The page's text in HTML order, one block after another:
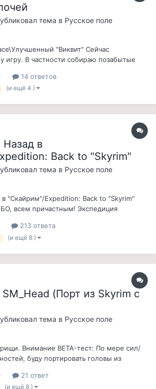
тема в Русское поле
"Виквит" Сейчас
игру. В частности собираю позабытые
доспехи не носит, зелья не пьет, а
лечения. И вот в районе Грейзленда,
14 ответов
(и ещё 4 )
Назад в
Back to "Skyrim"
тема в Русское поле
в "Скайрим"/Expedition: Back to "Skyrim"
всем причастным! Экспедиция
древние нордские руины ака-скайрим,
бы на севере Вварденфела можно было
213 ответа
(и ещё 8 )
(Порт из Skyrim с
тема в Русское поле
Внимание BETA-тест: По мере сил/
буду портировать головы из
прически(тоже взятые из
21 ответ
(и ещё 8 )